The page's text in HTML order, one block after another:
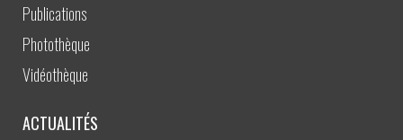
Publications
Photothèque
Vidéothèque
ACTUALITÉS